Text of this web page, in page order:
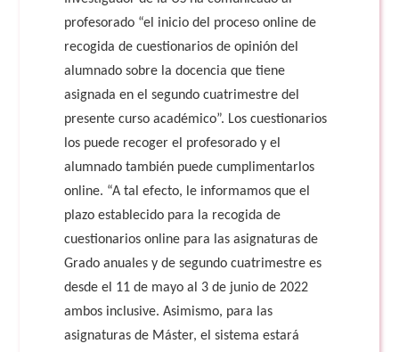
profesorado “el inicio del proceso online de
recogida de cuestionarios de opinión del
alumnado sobre la docencia que tiene
asignada en el segundo cuatrimestre del
presente curso académico”. Los cuestionarios
los puede recoger el profesorado y el
alumnado también puede cumplimentarlos
online. “A tal efecto, le informamos que el
plazo establecido para la recogida de
cuestionarios online para las asignaturas de
Grado anuales y de segundo cuatrimestre es
desde el 11 de mayo al 3 de junio de 2022
ambos inclusive. Asimismo, para las
asignaturas de Máster, el sistema estará